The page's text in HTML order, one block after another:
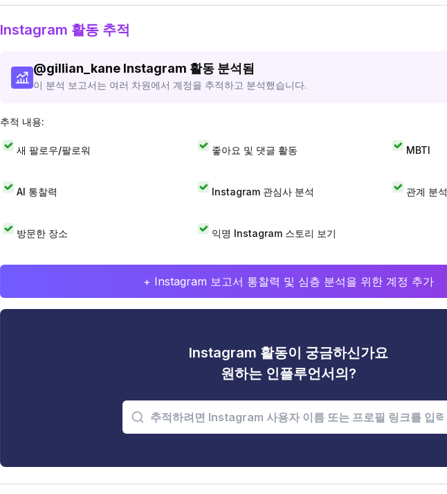
Instagram 활동 추적
@gillian_kane Instagram 활동 분석됨
이 분석 보고서는 여러 차원에서 계정을 추적하고 분석했습니다.
추적 내용:
새 팔로우/팔로워 좋아요 및 댓글 활동 MBTI
AI 통찰력 Instagram 관심사 분석 관계 분석
방문한 장소 익명 Instagram 스토리 보기
+ Instagram 보고서 통찰력 및 심층 분석을 위한 계정 추가
Instagram 활동이 궁금하신가요
원하는 인플루언서의?